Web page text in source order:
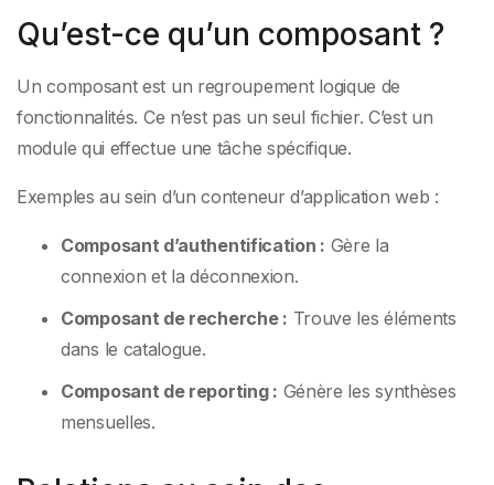
Qu’est-ce qu’un composant ?
Un composant est un regroupement logique de
fonctionnalités. Ce n’est pas un seul fichier. C’est un
module qui effectue une tâche spécifique.
Exemples au sein d’un conteneur d’application web :
Composant d’authentification : Gère la
connexion et la déconnexion.
Composant de recherche : Trouve les éléments
dans le catalogue.
Composant de reporting : Génère les synthèses
mensuelles.